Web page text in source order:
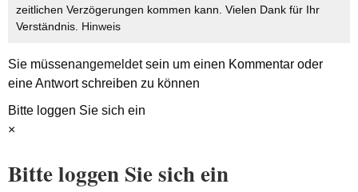
zeitlichen Verzögerungen kommen kann. Vielen Dank für Ihr
Verständnis. Hinweis
Sie müssenangemeldetsein um einen Kommentar oder
eine Antwort schreiben zu können
Bitte loggen Sie sich ein
×
Bitte loggen Sie sich ein